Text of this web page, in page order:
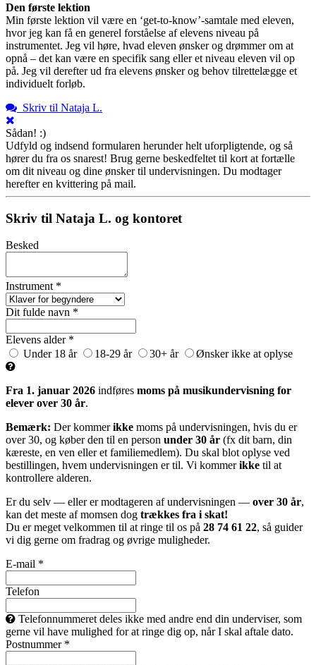
Den første lektion
Min første lektion vil være en ‘get-to-know’-samtale med eleven,
hvor jeg kan få en generel forståelse af elevens niveau på
instrumentet. Jeg vil høre, hvad eleven ønsker og drømmer om at
opnå – det kan være en specifik sang eller et niveau eleven vil op
på. Jeg vil derefter ud fra elevens ønsker og behov tilrettelægge et
individuelt forløb.
Skriv til Nataja L.
Sådan! :)
Udfyld og indsend formularen herunder helt uforpligtende, og så
hører du fra os snarest! Brug gerne beskedfeltet til kort at fortælle
om dit niveau og dine ønsker til undervisningen. Du modtager
herefter en kvittering på mail.
Skriv til Nataja L. og kontoret
Besked
Instrument *
Dit fulde navn *
Elevens alder *
Under 18 år
18-29 år 30+ år Ønsker ikke at oplyse
Fra 1. januar 2026 indføres moms på musikundervisning for
elever over 30 år.
Bemærk: Der kommerikke moms på undervisningen, hvis du er
over 30, og køber den til en person under 30 år (fx dit barn, din
kæreste, en ven eller et familiemedlem). Du skal blot oplyse ved
bestillingen, hvem undervisningen er til. Vi kommerikke til at
kontrollere alderen.
Er du selv — eller er modtageren af undervisningen — over 30 år,
kan det meste af momsen dog trækkes fra i skat!
Du er meget velkommen til at ringe til os på 28 74 61 22, så guider
vi dig gerne om fradrag og øvrige muligheder.
E-mail *
Telefon
Telefonnummeret deles ikke med andre end din underviser, som
gerne vil have mulighed for at ringe dig op, når I skal aftale dato.
Postnummer *